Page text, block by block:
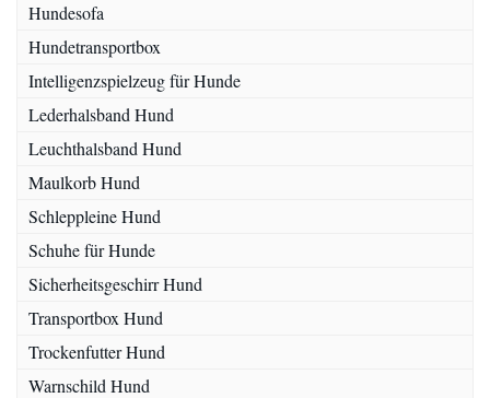
Hundesofa
Hundetransportbox
Intelligenzspielzeug für Hunde
Lederhalsband Hund
Leuchthalsband Hund
Maulkorb Hund
Schleppleine Hund
Schuhe für Hunde
Sicherheitsgeschirr Hund
Transportbox Hund
Trockenfutter Hund
Warnschild Hund